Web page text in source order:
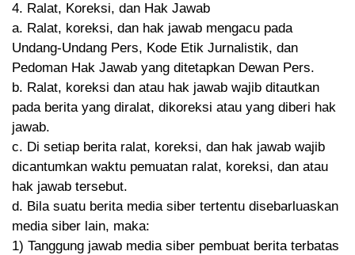
4. Ralat, Koreksi, dan Hak Jawab
a. Ralat, koreksi, dan hak jawab mengacu pada
Undang-Undang Pers, Kode Etik Jurnalistik, dan
Pedoman Hak Jawab yang ditetapkan Dewan Pers.
b. Ralat, koreksi dan atau hak jawab wajib ditautkan
pada berita yang diralat, dikoreksi atau yang diberi hak
jawab.
c. Di setiap berita ralat, koreksi, dan hak jawab wajib
dicantumkan waktu pemuatan ralat, koreksi, dan atau
hak jawab tersebut.
d. Bila suatu berita media siber tertentu disebarluaskan
media siber lain, maka:
1) Tanggung jawab media siber pembuat berita terbatas